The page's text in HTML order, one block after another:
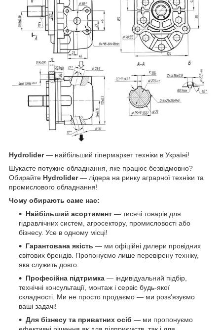
Hydrolider— найбільший гіпермаркет техніки в Україні!
Шукаєте потужне обладнання, яке працює безвідмовно?
Обирайте Hydrolider— лідера на ринку аграрної техніки та
промислового обладнання!
Чому обирають саме нас:
Найбільший асортимент — тисячі товарів для
гідравлічних систем, агросектору, промисловості або
бізнесу. Усе в одному місці!
Гарантована якість — ми офіційні дилери провідних
світових брендів. Пропонуємо лише перевірену техніку,
яка служить довго.
Професійна підтримка — індивідуальний підбір,
технічні консультації, монтаж і сервіс будь-якої
складності. Ми не просто продаємо — ми розв’язуємо
ваші задачі!
Для бізнесу та приватних осіб — ми пропонуємо